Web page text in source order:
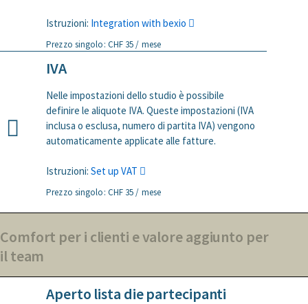
Istruzioni: Integration with bexio
Prezzo singolo: CHF 35 / mese
IVA
Nelle impostazioni dello studio è possibile
definire le aliquote IVA. Queste impostazioni (IVA
inclusa o esclusa, numero di partita IVA) vengono
automaticamente applicate alle fatture.
Istruzioni:Set up VAT
Prezzo singolo: CHF 35 / mese
Comfort per i clienti e valore aggiunto per
il team
Aperto lista die partecipanti